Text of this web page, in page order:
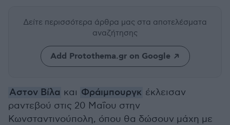
Δείτε περισσότερα άρθρα μας στα αποτελέσματα
αναζήτησης
Add Protothema.gr on Google
Αστον Βίλα και Φράιμπουργκ έκλεισαν
ραντεβού στις 20 Μαΐου στην
Κωνσταντινούπολη, όπου θα δώσουν μάχη με